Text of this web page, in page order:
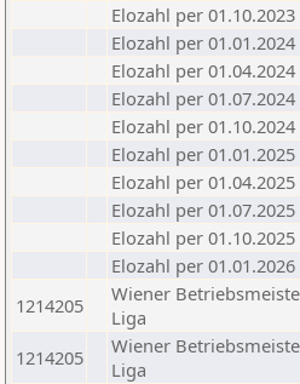
Elozahl per 01.10.2023
Elozahl per 01.01.2024
Elozahl per 01.04.2024
Elozahl per 01.07.2024
Elozahl per 01.10.2024
Elozahl per 01.01.2025
Elozahl per 01.04.2025
Elozahl per 01.07.2025
Elozahl per 01.10.2025
Elozahl per 01.01.2026
1214205
Wiener
Liga
1214205
Wiener
Liga